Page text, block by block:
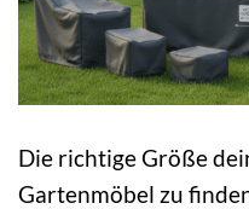
Die richtige Größe
Gartenmöbel zu